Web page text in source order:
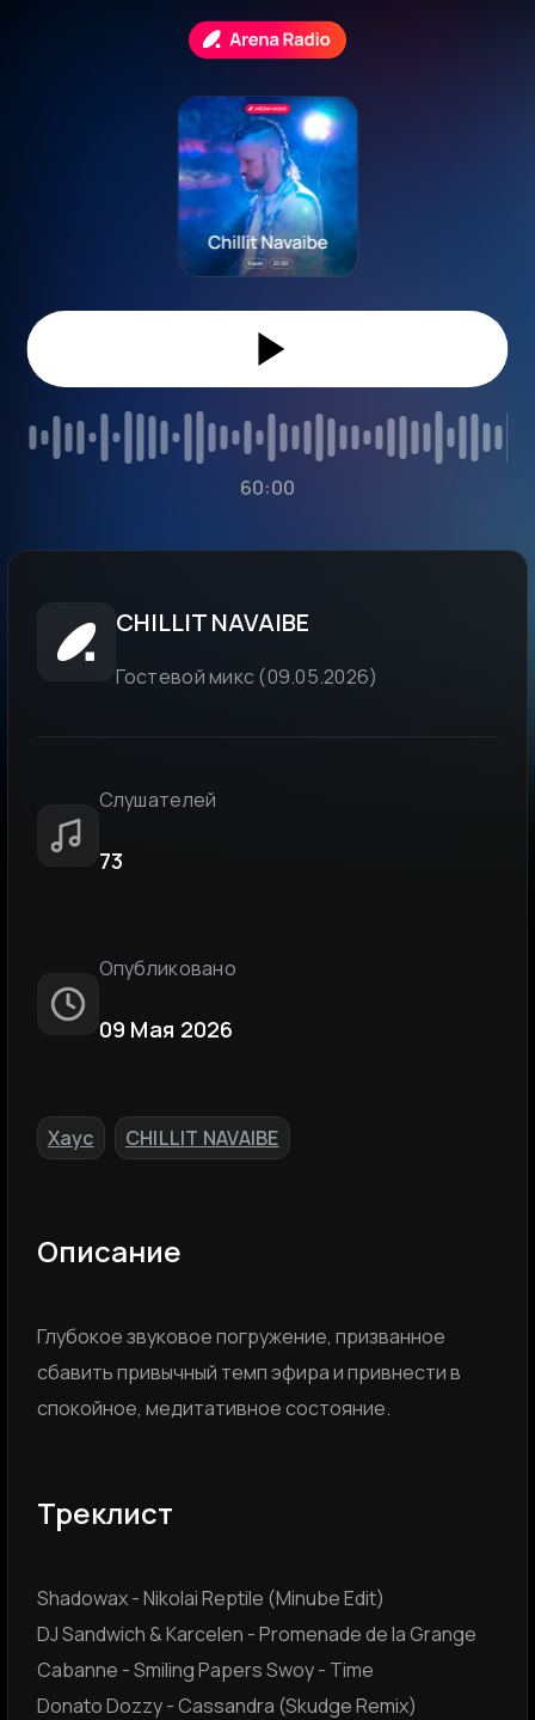
60:00
CHILLIT NAVAIBE
Гостевой микс (09.05.2026)
Слушателей
73
Опубликовано
09 Мая 2026
Хаус CHILLIT NAVAIBE
Описание
Глубокое звуковое погружение, призванное
сбавить привычный темп эфира и привнести в
спокойное, медитативное состояние.
Треклист
Shadowax - Nikolai Reptile (Minube Edit)
DJ Sandwich & Karcelen - Promenade de la Grange
Cabanne - Smiling Papers Swoy - Time
Donato Dozzy - Cassandra (Skudge Remix)